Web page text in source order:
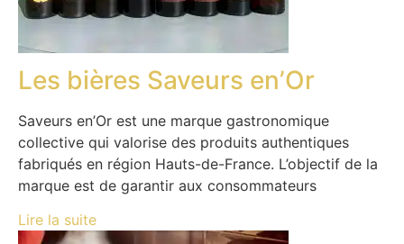
Les bières Saveurs en’Or
Saveurs en’Or est une marque gastronomique
collective qui valorise des produits authentiques
fabriqués en région Hauts-de-France. L’objectif de la
marque est de garantir aux consommateurs
Lire la suite